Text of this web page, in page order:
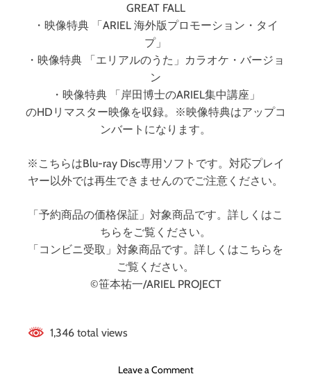
GREAT FALL
・映像特典 「ARIEL 海外版プロモーション・タイ
プ」
・映像特典 「エリアルのうた」カラオケ・バージョ
ン
・映像特典 「岸田博士のARIEL集中講座」
のHDリマスター映像を収録。※映像特典はアップコ
ンバートになります。
※こちらはBlu-ray Disc専用ソフトです。対応プレイ
ヤー以外では再生できませんのでご注意ください。
「予約商品の価格保証」対象商品です。詳しくはこ
ちらをご覧ください。
「コンビニ受取」対象商品です。詳しくはこちらを
ご覧ください。
©笹本祐一/ARIEL PROJECT
1,346 total views
Leave a Commento